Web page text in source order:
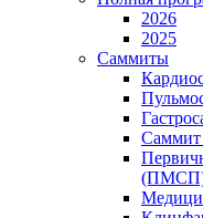
2026
2025
Саммиты
Саммит